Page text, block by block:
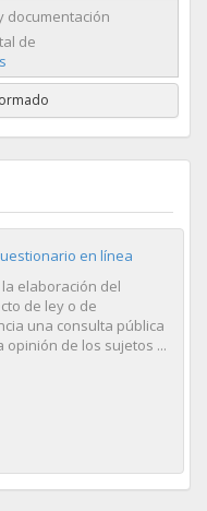
documentación
de
en línea
elaboración del
de ley o de
una consulta pública
opinión de los sujetos ...